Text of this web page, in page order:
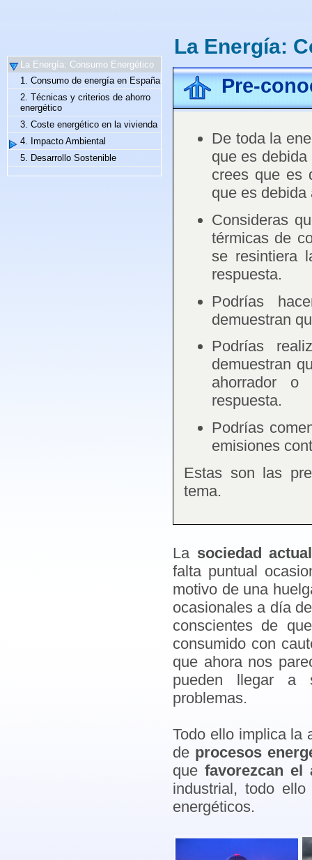
La Energía: Consumo Energético
1. Consumo de energía en España
2. Técnicas y criterios de ahorro
energético
3. Coste energético en la vivienda
4. Impacto Ambiental
5. Desarrollo Sostenible
La Energía:
Pre-
De toda la
que es
crees que es
que es debida
Consideras
térmicas de
se resintiera
respuesta.
Podrías
demuestran
Podrías
demuestran
ahorrador o
respuesta.
Podrías
emisiones
Estas son las
tema.
La sociedad actual
falta puntual
motivo de una
ocasionales a día
conscientes de
consumido con
que ahora nos
pueden llegar a
problemas.
Todo ello implica la
de procesos
que favorezcan el
industrial, todo
energéticos.